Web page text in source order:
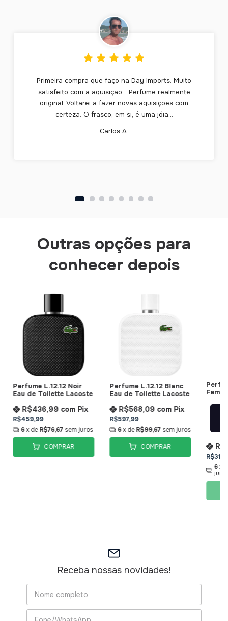
Primeira compra que faço na Day Imports. Muito
satisfeito com a aquisição... Perfume realmente
original. Voltarei a fazer novas aquisições com
certeza. O frasco, em si, é uma jóia...
Carlos A.
Outras opções para
conhecer depois
Perfume L.12.12 Noir
Eau de Toilette Lacoste
R$459,99
R$436,99 com Pix
6x deR$76,67 sem juros
COMPRAR
Perfume L.12.12 Blanc
Eau de Toilette Lacoste
R$597,99
R$568,09 com Pix
6x deR$99,67 sem juros
COMPRAR
6 x
Receba nossas novidades!